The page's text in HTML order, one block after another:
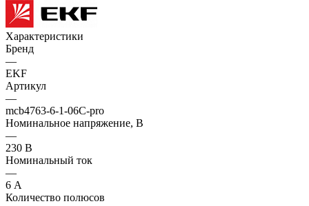
Характеристики
Бренд
—
EKF
Артикул
—
mcb4763-6-1-06C-pro
Номинальное напряжение, В
—
230 В
Номинальный ток
—
6 А
Количество полюсов